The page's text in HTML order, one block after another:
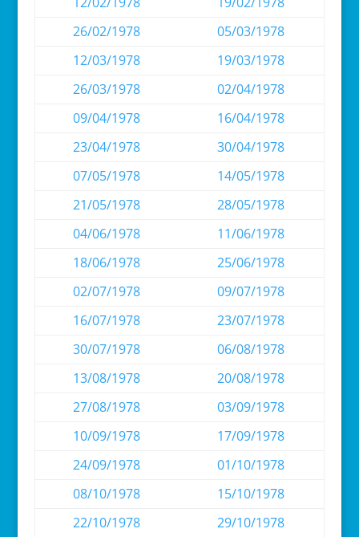
26/02/1978
05/03/1978
12/03/1978
19/03/1978
26/03/1978
02/04/1978
09/04/1978
16/04/1978
23/04/1978
30/04/1978
07/05/1978
14/05/1978
21/05/1978
28/05/1978
04/06/1978
11/06/1978
18/06/1978
25/06/1978
02/07/1978
09/07/1978
16/07/1978
23/07/1978
30/07/1978
06/08/1978
13/08/1978
20/08/1978
27/08/1978
03/09/1978
10/09/1978
17/09/1978
24/09/1978
01/10/1978
08/10/1978
15/10/1978
22/10/1978
29/10/1978